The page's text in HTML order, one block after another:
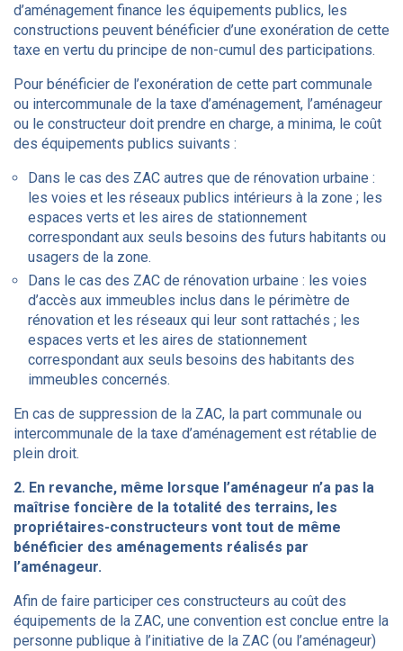
d’aménagement finance les équipements publics, les
constructions peuvent bénéficier d’une exonération de cette
taxe en vertu du principe de non-cumul des participations.
Pour bénéficier de l’exonération de cette part communale
ou intercommunale de la taxe d’aménagement, l’aménageur
ou le constructeur doit prendre en charge, a minima, le coût
des équipements publics suivants :
Dans le cas des ZAC autres que de rénovation urbaine :
les voies et les réseaux publics intérieurs à la zone ; les
espaces verts et les aires de stationnement
correspondant aux seuls besoins des futurs habitants ou
usagers de la zone.
Dans le cas des ZAC de rénovation urbaine : les voies
d’accès aux immeubles inclus dans le périmètre de
rénovation et les réseaux qui leur sont rattachés ; les
espaces verts et les aires de stationnement
correspondant aux seuls besoins des habitants des
immeubles concernés.
En cas de suppression de la ZAC, la part communale ou
intercommunale de la taxe d’aménagement est rétablie de
plein droit.
2. En revanche, même lorsque l’aménageur n’a pas la
maîtrise foncière de la totalité des terrains, les
propriétaires-constructeurs vont tout de même
bénéficier des aménagements réalisés par
l’aménageur.
Afin de faire participer ces constructeurs au coût des
équipements de la ZAC, une convention est conclue entre la
personne publique à l’initiative de la ZAC (ou l’aménageur)